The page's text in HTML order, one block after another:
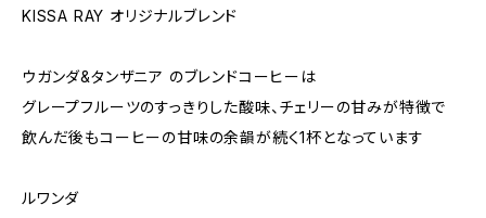
KISSA RAY オリジナルブレンド
ウガンダ&タンザニア のブレンドコーヒーは
グレープフルーツのすっきりした酸味、チェリーの甘みが特徴で
飲んだ後もコーヒーの甘味の余韻が続く1杯となっています
ルワンダ